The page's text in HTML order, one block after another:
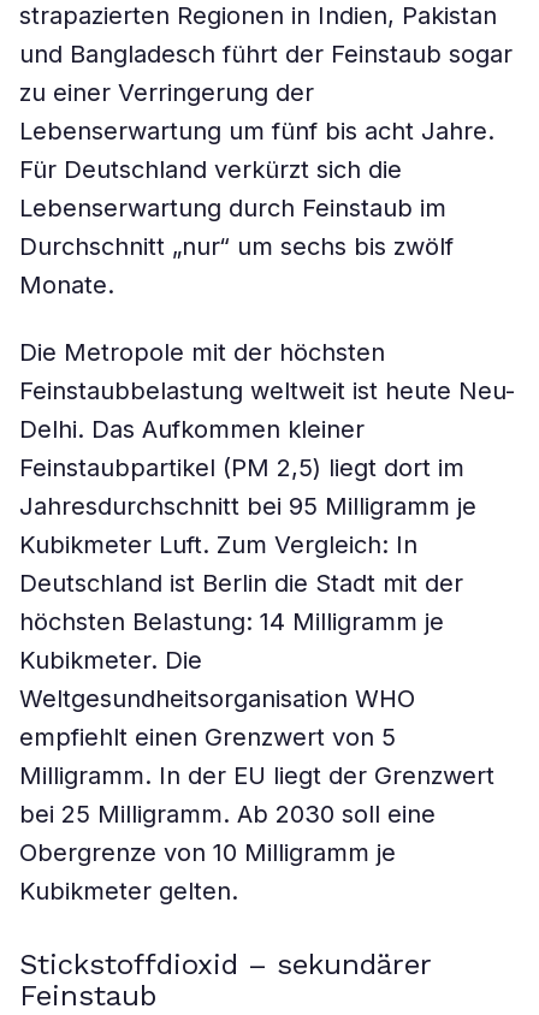
strapazierten Regionen in Indien, Pakistan
und Bangladesch führt der Feinstaub sogar
zu einer Verringerung der
Lebenserwartung um fünf bis acht Jahre.
Für Deutschland verkürzt sich die
Lebenserwartung durch Feinstaub im
Durchschnitt „nur“ um sechs bis zwölf
Monate.
Die Metropole mit der höchsten
Feinstaubbelastung weltweit ist heute Neu-
Delhi. Das Aufkommen kleiner
Feinstaubpartikel (PM 2,5) liegt dort im
Jahresdurchschnitt bei 95 Milligramm je
Kubikmeter Luft. Zum Vergleich: In
Deutschland ist Berlin die Stadt mit der
höchsten Belastung: 14 Milligramm je
Kubikmeter. Die
Weltgesundheitsorganisation WHO
empfiehlt einen Grenzwert von 5
Milligramm. In der EU liegt der Grenzwert
bei 25 Milligramm. Ab 2030 soll eine
Obergrenze von 10 Milligramm je
Kubikmeter gelten.
Stickstoffdioxid – sekundärer
Feinstaub